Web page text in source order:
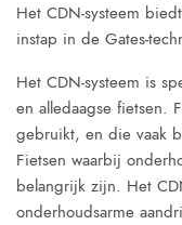
Het CDN-systeem
instap in de Gates-
Het CDN-systeem is
en alledaagse fietsen.
gebruikt, en die vaak
Fietsen waarbij
belangrijk zijn. Het
onderhoudsarme